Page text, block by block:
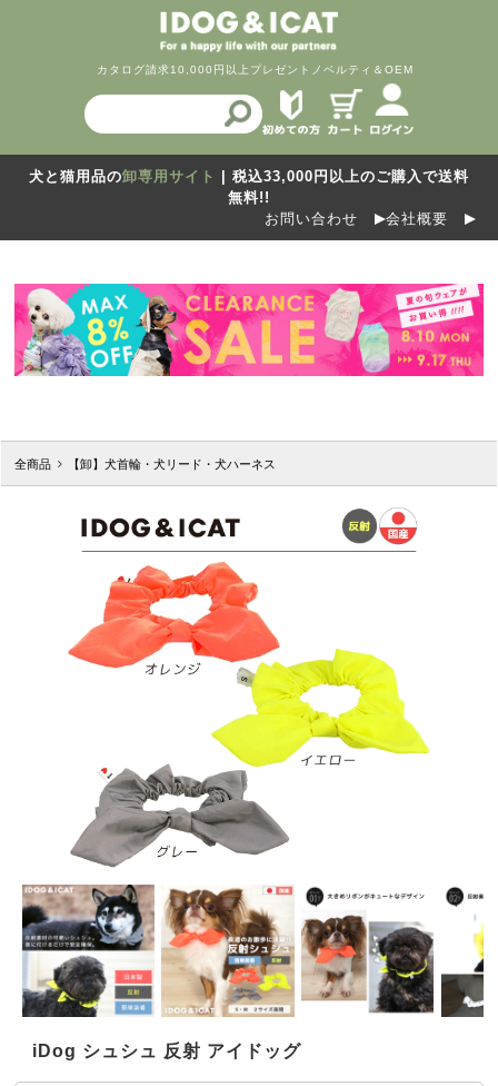
カタログ請求10,000円以上プレゼント ノベルティ＆OEM
犬と猫用品の卸専用サイト
| 税込33,000円以上のご購入で送料
無料!!
お問い合わせ
会社概要
全商品 【卸】犬首輪・犬リード・犬ハーネス
iDog シュシュ 反射 アイドッグ